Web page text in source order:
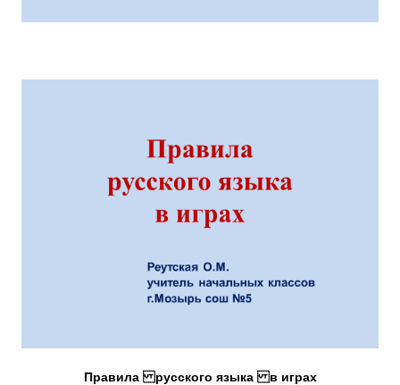
Правила русского языка в играх